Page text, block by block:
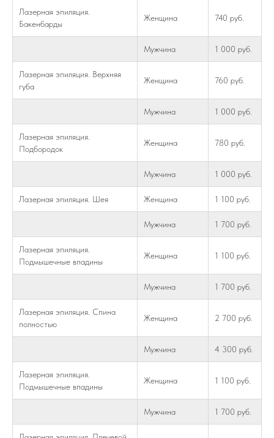
Лазерная эпиляция.
Бакенбарды
Женщина 740 руб.
Мужчина 1 000 руб.
Лазерная эпиляция. Верхняя
губа
Женщина 760 руб.
Мужчина 1 000 руб.
Лазерная эпиляция.
Подбородок
Женщина 780 руб.
Мужчина 1 000 руб.
Лазерная эпиляция. Шея Женщина 1 100 руб.
Мужчина 1 700 руб.
Лазерная эпиляция.
Подмышечные впадины
Женщина 1 100 руб.
Мужчина 1 700 руб.
Лазерная эпиляция. Спина
полностью
Женщина 2 700 руб.
Мужчина 4 300 руб.
Лазерная эпиляция.
Подмышечные впадины
Женщина 1 100 руб.
Мужчина 1 700 руб.